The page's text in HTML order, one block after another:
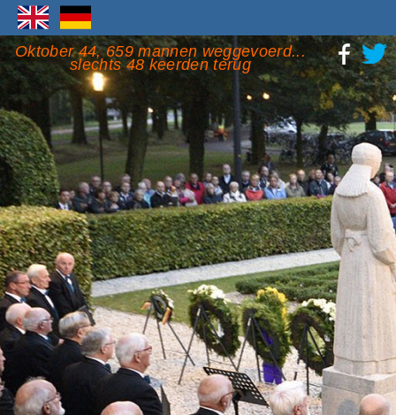
Oktober 44, 659 mannen weggevoerd...
slechts 48 keerden terug